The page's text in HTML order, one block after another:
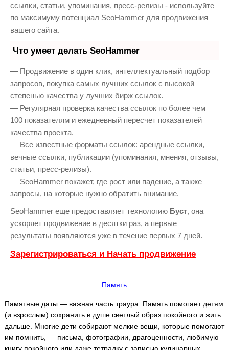
ссылки, статьи, упоминания, пресс-релизы - используйте
по максимуму потенциал SeoHammer для продвижения
вашего сайта.
Что умеет делать SeoHammer
— Продвижение в один клик, интеллектуальный подбор
запросов, покупка самых лучших ссылок с высокой
степенью качества у лучших бирж ссылок.
— Регулярная проверка качества ссылок по более чем
100 показателям и ежедневный пересчет показателей
качества проекта.
— Все известные форматы ссылок: арендные ссылки,
вечные ссылки, публикации (упоминания, мнения, отзывы,
статьи, пресс-релизы).
— SeoHammer покажет, где рост или падение, а также
запросы, на которые нужно обратить внимание.
SeoHammer еще предоставляет технологию Буст, она
ускоряет продвижение в десятки раз, а первые
результаты появляются уже в течение первых 7 дней.
Зарегистрироваться и Начать продвижение
Память
Памятные даты — важная часть траура. Память помогает детям
(и взрослым) сохранить в душе светлый образ покойного и жить
дальше. Многие дети собирают мелкие вещи, которые помогают
им помнить, — письма, фотографии, драгоценности, любимую